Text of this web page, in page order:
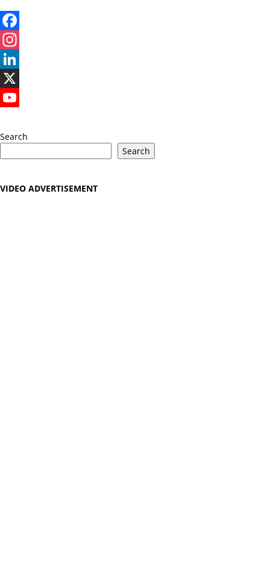
Facebook
Instagram
LinkedIn
X
Search
Search
VIDEO ADVERTISEMENT